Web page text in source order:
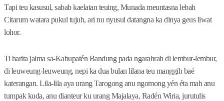
Tapi teu kasusul, sabab kaelatan teuing, Munada meuntasna lebah
Citarum watara pukul tujuh, ari nu nyusul datangna ka dinya geus liwat
lohor.
Ti harita jalma sa-Kabupatén Bandung pada ngarahrah di lembur-lembur,
di leuweung-leuweung, nepi ka dua bulan lilana teu manggih baé
katerangan. Lila-lila aya urang Tarogong anu ngomong yén éta mah anu
tumpak kuda, anu dianteur ku urang Majalaya, Radén Wiria, jurutulis